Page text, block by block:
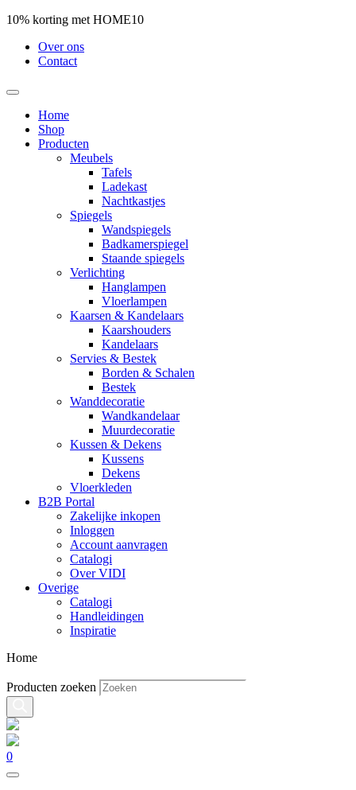
10% korting met HOME10
Over ons
Contact
Home
Shop
Producten
Meubels
Tafels
Ladekast
Nachtkastjes
Spiegels
Wandspiegels
Badkamerspiegel
Staande spiegels
Verlichting
Hanglampen
Vloerlampen
Kaarsen & Kandelaars
Kaarshouders
Kandelaars
Servies & Bestek
Borden & Schalen
Bestek
Wanddecoratie
Wandkandelaar
Muurdecoratie
Kussen & Dekens
Kussens
Dekens
Vloerkleden
B2B Portal
Zakelijke inkopen
Inloggen
Account aanvragen
Catalogi
Over VIDI
Overige
Catalogi
Handleidingen
Inspiratie
Home
Producten zoeken
0